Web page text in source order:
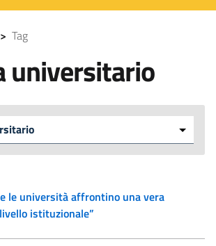
> Tag
universitario
le università affrontino una vera
istituzionale”